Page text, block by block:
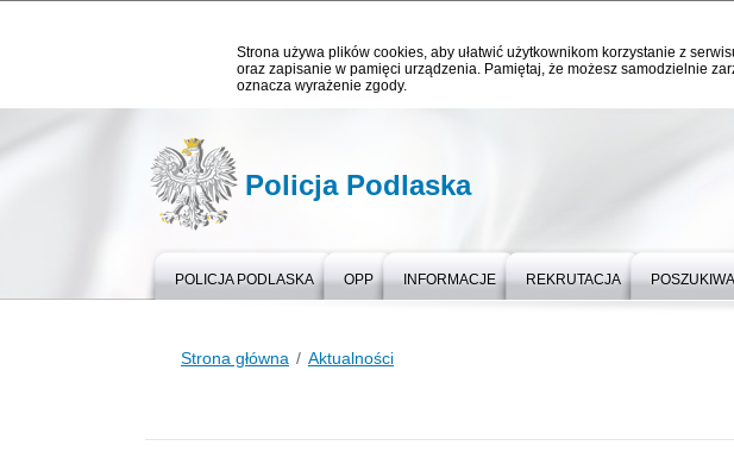
Strona używa plików cookies, aby ułatwić użytkownikom korzystanie z
oraz zapisanie w pamięci urządzenia. Pamiętaj, że możesz samodzielnie
oznacza wyrażenie zgody.
Policja Podlaska
POLICJA PODLASKA OPP INFORMACJE REKRUTACJA
Strona główna Aktualności